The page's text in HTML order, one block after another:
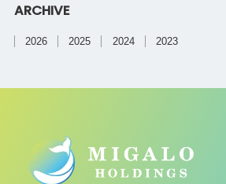
ARCHIVE
2026 2025 2024 2023